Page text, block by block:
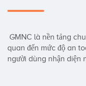
quan đến mức độ an
người dùng nhận diện